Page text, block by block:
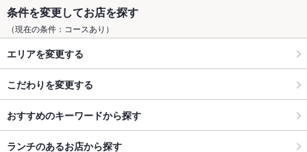
条件を変更してお店を探す
（現在の条件：コースあり）
エリアを変更する
こだわりを変更する
おすすめのキーワードから探す
ランチのあるお店から探す